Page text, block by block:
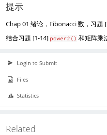
n
\l
提示
Chap 01 绪论，Fibonacci 数，习题
结合习题 [1-14] power2() 和矩阵乘
Login to Submit
Files
Statistics
Related